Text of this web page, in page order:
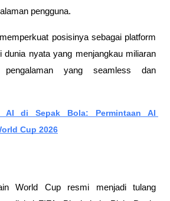
pengguna.
posisinya sebagai platform
dunia nyata yang menjangkau miliaran
pengalaman yang seamless dan
AI di Sepak Bola: Permintaan AI
Cup 2026
World Cup resmi menjadi tulang